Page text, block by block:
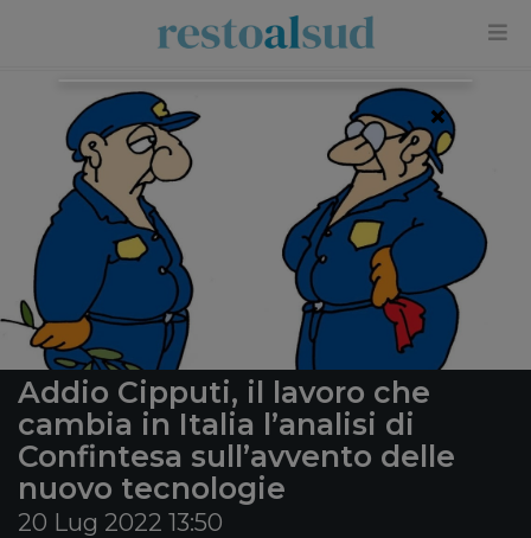
Addio Cipputi, il lavoro che
cambia in Italia l’analisi di
Confintesa sull’avvento delle
nuovo tecnologie
20 Lug 2022 13:50
×